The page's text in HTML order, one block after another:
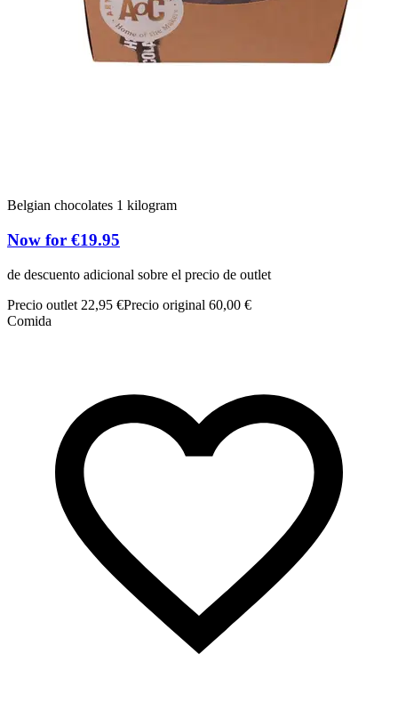
Belgian chocolates 1 kilogram
Now for €19.95
de descuento adicional sobre el precio de outlet
Precio outlet 22,95 €Precio original 60,00 €
Comida